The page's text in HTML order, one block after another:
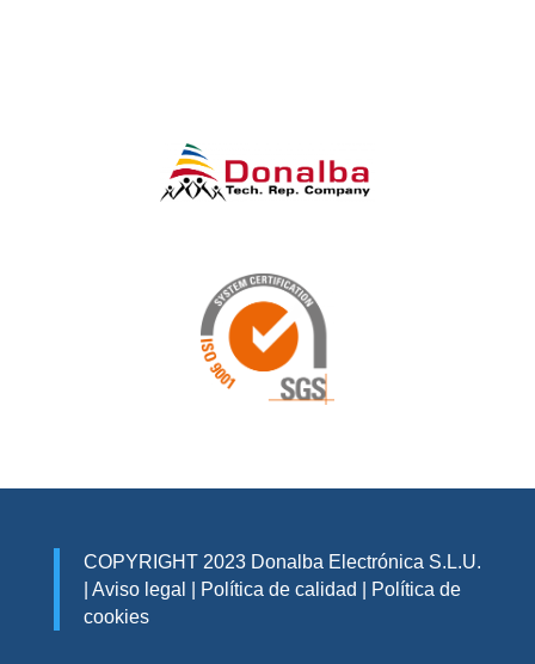
COPYRIGHT 2023 Donalba Electrónica S.L.U.
Aviso legal Política de calidad
Política de
cookies